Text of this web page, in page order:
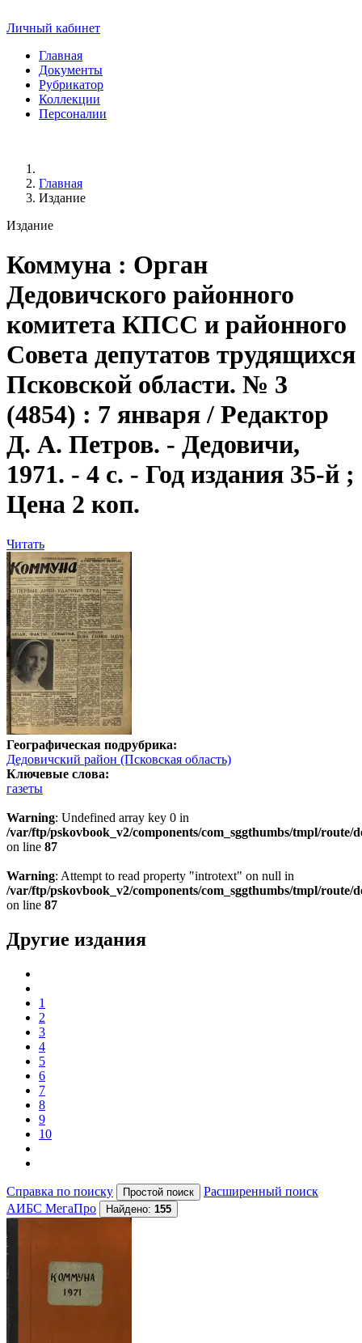
Личный кабинет
Главная
Документы
Рубрикатор
Коллекции
Персоналии
Главная
Издание
Издание
Коммуна : Орган
Дедовичского районного
комитета КПСС и районного
Совета депутатов трудящихся
Псковской области. № 3
(4854) : 7 января / Редактор
Д. А. Петров. - Дедовичи,
1971. - 4 с. - Год издания 35-й ;
Цена 2 коп.
Читать
Географическая подрубрика:
Дедовичский район (Псковская область)
Ключевые слова:
газеты
Warning: Undefined array key 0 in
/var/ftp/pskovbook_v2/components/com_sggthumbs/tmpl/route/
on line 87
Warning: Attempt to read property "introtext" on null in
/var/ftp/pskovbook_v2/components/com_sggthumbs/tmpl/route/
on line 87
Другие издания
1
2
3
4
5
6
7
8
9
10
Справка по поиску
Расширенный поиск
АИБС МегаПро
Найдено: 155